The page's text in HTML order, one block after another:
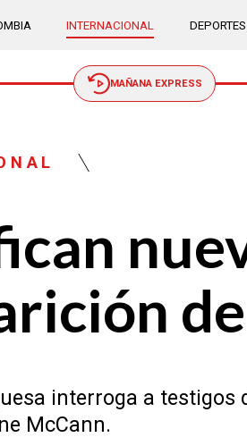
INTERNACIONAL
MAÑANA EXPRESS
interroga a testigos
McCann.